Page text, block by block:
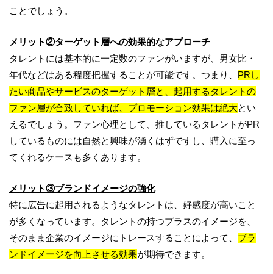
ことでしょう。
メリット②ターゲット層への効果的なアプローチ
タレントには基本的に一定数のファンがいますが、男女比・
年代などはある程度把握することが可能です。つまり、 PRし
たい商品やサービスのターゲット層と、起用するタレントの
ファン層が合致していれば、プロモーション効果は絶大とい
えるでしょう。ファン心理として、推しているタレントがPR
しているものには自然と興味が湧くはずですし、購入に至っ
てくれるケースも多くあります。
メリット③ブランドイメージの強化
特に広告に起用されるようなタレントは、好感度が高いこと
が多くなっています。タレントの持つプラスのイメージを、
そのまま企業のイメージにトレースすることによって、 ブラ
ンドイメージを向上させる効果が期待できます。